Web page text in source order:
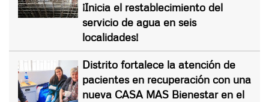
¡Inicia el restablecimiento del
servicio de agua en seis
localidades!
Distrito fortalece la atención de
pacientes en recuperación con una
nueva CASA MAS Bienestar en el